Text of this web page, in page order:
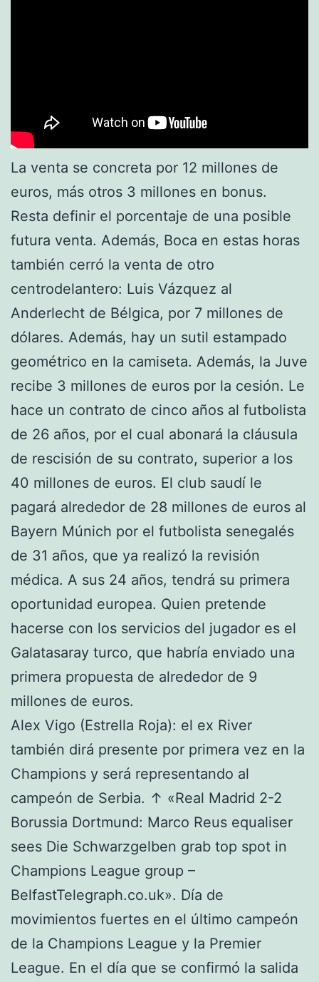
La venta se concreta por 12 millones de
euros, más otros 3 millones en bonus.
Resta definir el porcentaje de una posible
futura venta. Además, Boca en estas horas
también cerró la venta de otro
centrodelantero: Luis Vázquez al
Anderlecht de Bélgica, por 7 millones de
dólares. Además, hay un sutil estampado
geométrico en la camiseta. Además, la Juve
recibe 3 millones de euros por la cesión. Le
hace un contrato de cinco años al futbolista
de 26 años, por el cual abonará la cláusula
de rescisión de su contrato, superior a los
40 millones de euros. El club saudí le
pagará alrededor de 28 millones de euros al
Bayern Múnich por el futbolista senegalés
de 31 años, que ya realizó la revisión
médica. A sus 24 años, tendrá su primera
oportunidad europea. Quien pretende
hacerse con los servicios del jugador es el
Galatasaray turco, que habría enviado una
primera propuesta de alrededor de 9
millones de euros.
Alex Vigo (Estrella Roja): el ex River
también dirá presente por primera vez en la
Champions y será representando al
campeón de Serbia. ↑ «Real Madrid 2-2
Borussia Dortmund: Marco Reus equaliser
sees Die Schwarzgelben grab top spot in
Champions League group –
BelfastTelegraph.co.uk». Día de
movimientos fuertes en el último campeón
de la Champions League y la Premier
League. En el día que se confirmó la salida